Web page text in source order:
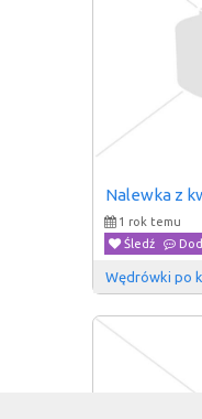
Nalewka z
1 rok temu
Śledź
Wędrówki po